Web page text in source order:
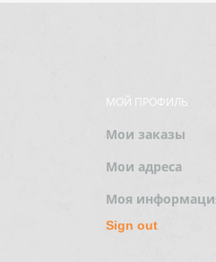
МОЙ ПРОФИЛЬ
Мои заказы
Мои адреса
Моя
Sign out